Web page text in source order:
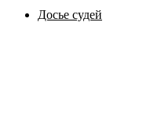
Досье судей